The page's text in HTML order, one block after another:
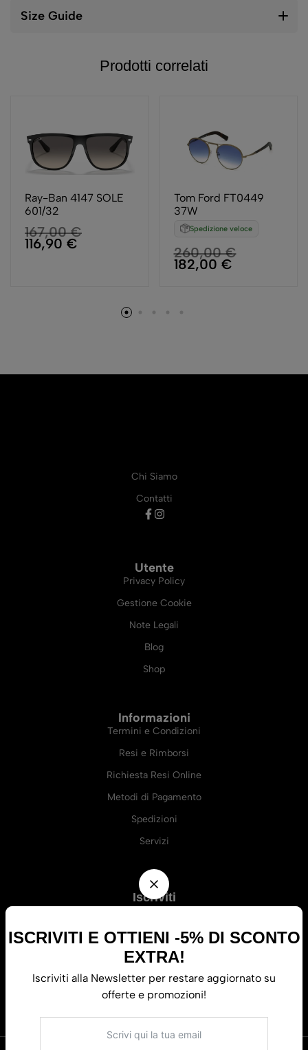
Size Guide
Prodotti correlati
Ray-Ban 4147 SOLE
601/32
167,00€
116,90 €
Tom Ford FT0449
37W
Spedizione veloce
260,00€
182,00 €
Chi Siamo
Contatti
Utente
Privacy Policy
Gestione Cookie
Note Legali
Blog
Shop
Informazioni
Termini e Condizioni
Resi e Rimborsi
Richiesta Resi Online
Metodi di Pagamento
Spedizioni
Servizi
Iscriviti
di Vista.
Iscriviti
ISCRIVITI E OTTIENI -5% DI SCONTO
EXTRA!
Iscriviti alla Newsletter per restare aggiornato su
offerte e promozioni!